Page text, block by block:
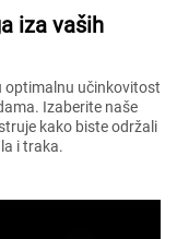
iza vaših
optimalnu učinkovitost
Izaberite naše
kako biste održali
i traka.